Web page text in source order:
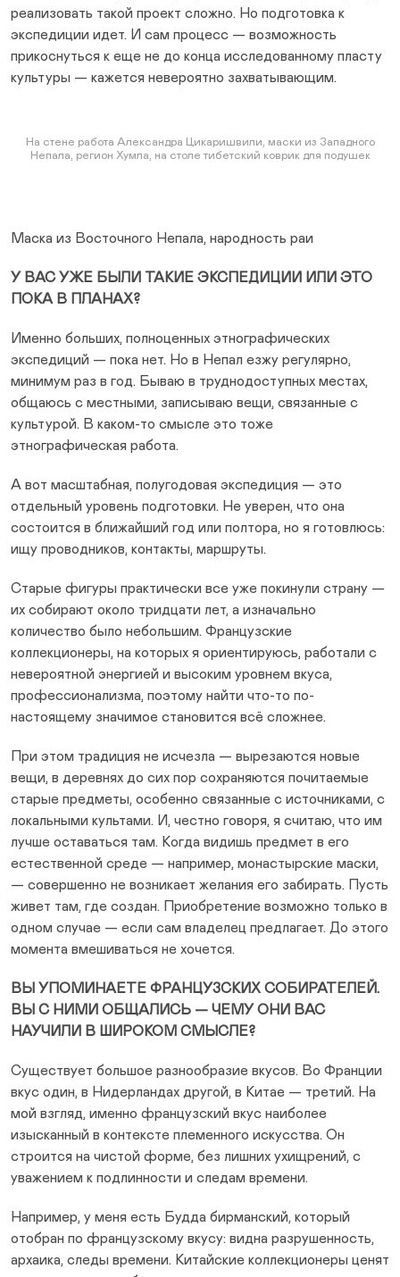
реализовать такой проект сложно. Но подготовка к
экспедиции идет. И сам процесс — возможность
прикоснуться к еще не до конца исследованному пласту
культуры — кажется невероятно захватывающим.
На стене работа Александра Цикаришвили, маски из Западного
Непала, регион Хумла, на столе тибетский коврик для подушек
Маска из Восточного Непала, народность раи
У ВАС УЖЕ БЫЛИ ТАКИЕ ЭКСПЕДИЦИИ ИЛИ ЭТО
ПОКА В ПЛАНАХ?
Именно больших, полноценных этнографических
экспедиций — пока нет. Но в Непал езжу регулярно,
минимум раз в год. Бываю в труднодоступных местах,
общаюсь с местными, записываю вещи, связанные с
культурой. В каком-то смысле это тоже
этнографическая работа.
А вот масштабная, полугодовая экспедиция — это
отдельный уровень подготовки. Не уверен, что она
состоится в ближайший год или полтора, но я готовлюсь:
ищу проводников, контакты, маршруты.
Старые фигуры практически все уже покинули страну —
их собирают около тридцати лет, а изначально
количество было небольшим. Французские
коллекционеры, на которых я ориентируюсь, работали с
невероятной энергией и высоким уровнем вкуса,
профессионализма, поэтому найти что-то по-
настоящему значимое становится всё сложнее.
При этом традиция не исчезла — вырезаются новые
вещи, в деревнях до сих пор сохраняются почитаемые
старые предметы, особенно связанные с источниками, с
локальными культами. И, честно говоря, я считаю, что им
лучше оставаться там. Когда видишь предмет в его
естественной среде — например, монастырские маски,
— совершенно не возникает желания его забирать. Пусть
живет там, где создан. Приобретение возможно только в
одном случае — если сам владелец предлагает. До этого
момента вмешиваться не хочется.
ВЫ УПОМИНАЕТЕ ФРАНЦУЗСКИХ СОБИРАТЕЛЕЙ.
ВЫ С НИМИ ОБЩАЛИСЬ — ЧЕМУ ОНИ ВАС
НАУЧИЛИ В ШИРОКОМ СМЫСЛЕ?
Существует большое разнообразие вкусов. Во Франции
вкус один, в Нидерландах другой, в Китае — третий. На
мой взгляд, именно французский вкус наиболее
изысканный в контексте племенного искусства. Он
строится на чистой форме, без лишних ухищрений, с
уважением к подлинности и следам времени.
Например, у меня есть Будда бирманский, который
отобран по французскому вкусу: видна разрушенность,
архаика, следы времени. Китайские коллекционеры ценят